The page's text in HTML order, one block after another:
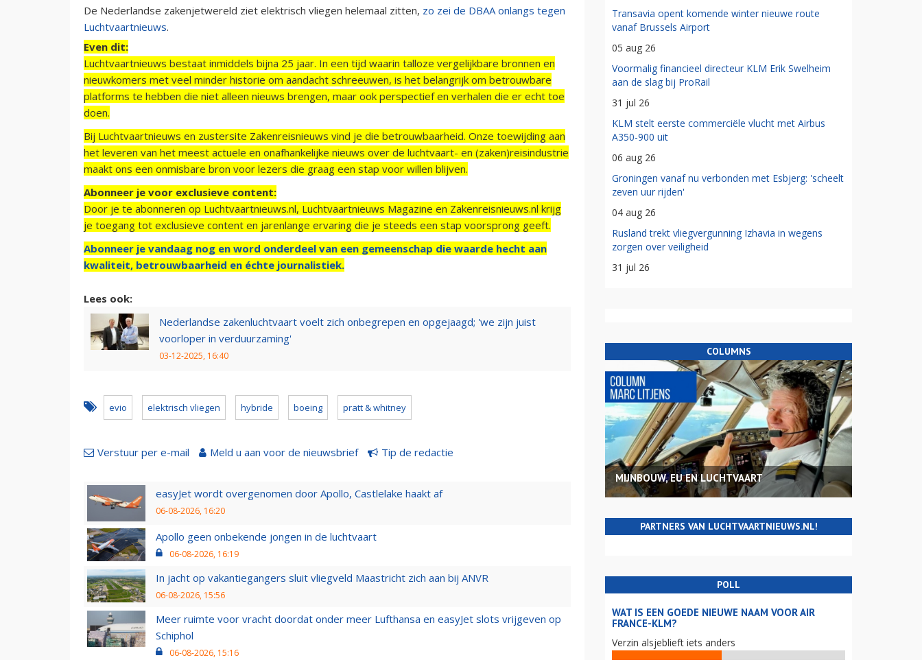
De Nederlandse zakenjetwereld ziet elektrisch vliegen helemaal zitten, zo zei de DBAA onlangs tegen
Luchtvaartnieuws.
Even dit:
Luchtvaartnieuws bestaat inmiddels bijna 25 jaar. In een tijd waarin talloze vergelijkbare bronnen en
nieuwkomers met veel minder historie om aandacht schreeuwen, is het belangrijk om betrouwbare
platforms te hebben die niet alleen nieuws brengen, maar ook perspectief en verhalen die er echt toe
doen.
Bij Luchtvaartnieuws en zustersite Zakenreisnieuws vind je die betrouwbaarheid. Onze toewijding aan
het leveren van het meest actuele en onafhankelijke nieuws over de luchtvaart- en (zaken)reisindustrie
maakt ons een onmisbare bron voor lezers die graag een stap voor willen blijven.
Abonneer je voor exclusieve content:
Door je te abonneren op Luchtvaartnieuws.nl, Luchtvaartnieuws Magazine en Zakenreisnieuws.nl krijg
je toegang tot exclusieve content en jarenlange ervaring die je steeds een stap voorsprong geeft.
Abonneer je vandaag nog en word onderdeel van een gemeenschap die waarde hecht aan
kwaliteit, betrouwbaarheid en échte journalistiek.
Lees ook:
Nederlandse zakenluchtvaart voelt zich onbegrepen en opgejaagd; 'we zijn juist
voorloper in verduurzaming'
03-12-2025, 16:40
evio elektrisch vliegen hybride boeing pratt & whitney
Verstuur per e-mail Meld u aan voor de nieuwsbrief Tip de redactie
easyJet wordt overgenomen door Apollo, Castlelake haakt af
06-08-2026, 16:20
Apollo geen onbekende jongen in de luchtvaart
06-08-2026, 16:19
In jacht op vakantiegangers sluit vliegveld Maastricht zich aan bij ANVR
06-08-2026, 15:56
Meer ruimte voor vracht doordat onder meer Lufthansa en easyJet slots vrijgeven op
Schiphol
06-08-2026, 15:16
Transavia opent komende winter nieuwe route
vanaf Brussels Airport
05 aug 26
Voormalig financieel directeur KLM Erik Swelheim
aan de slag bij ProRail
31 jul 26
KLM stelt eerste commerciële vlucht met Airbus
A350-900 uit
06 aug 26
Groningen vanaf nu verbonden met Esbjerg: 'scheelt
zeven uur rijden'
04 aug 26
Rusland trekt vliegvergunning Izhavia in wegens
zorgen over veiligheid
31 jul 26
COLUMNS
MIJNBOUW, EU EN LUCHTVAART
PARTNERS VAN LUCHTVAARTNIEUWS.NL!
POLL
WAT IS EEN GOEDE NIEUWE NAAM VOOR AIR
FRANCE-KLM?
Verzin alsjeblieft iets anders